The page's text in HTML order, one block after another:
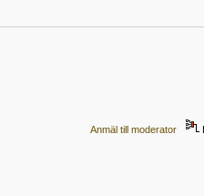
Anmäl till moderator